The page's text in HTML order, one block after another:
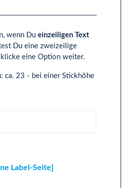
wenn Du einzeiligen Text
Du eine zweizeilige
klicke eine Option weiter.
ca. 23 - bei einer Stickhöhe
Label-Seite]